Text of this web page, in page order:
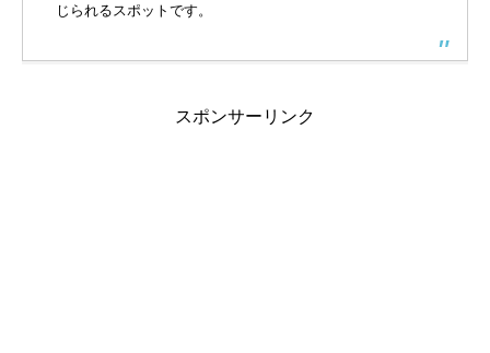
じられるスポットです。
スポンサーリンク